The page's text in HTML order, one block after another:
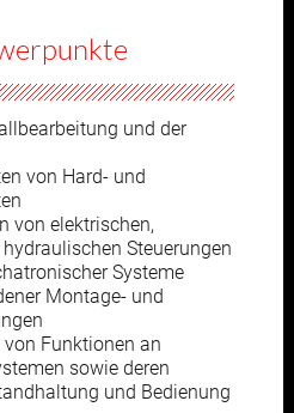
und der
von Hard- und
von elektrischen,
Steuerungen
Systeme
Montage- und
von Funktionen an
sowie deren
und Bedienung